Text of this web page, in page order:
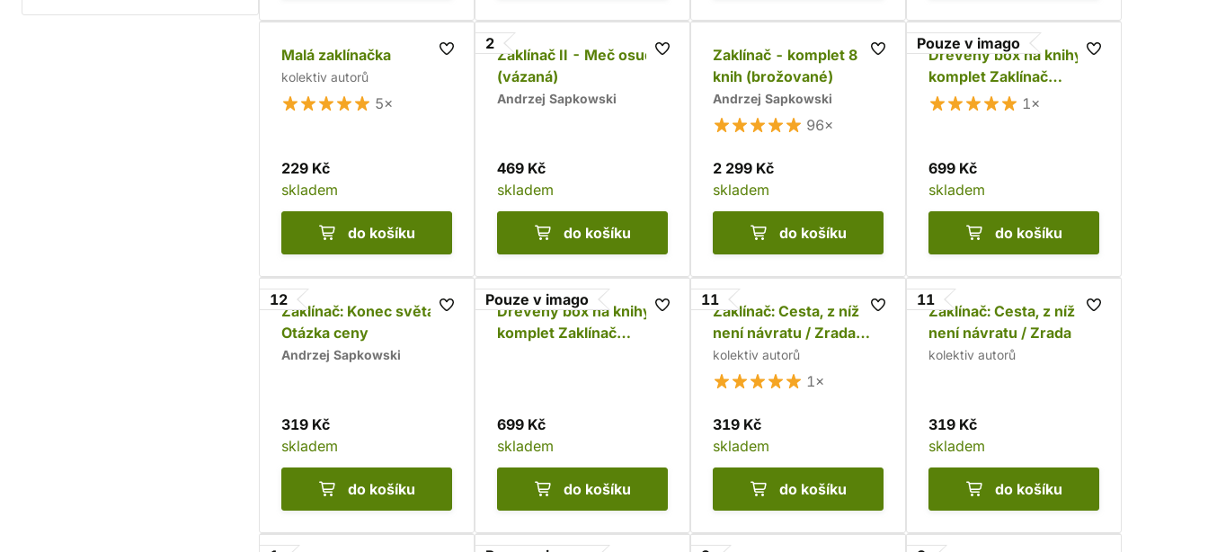
Malá zaklínačka
kolektiv autorů
5×
229 Kč
skladem
do košíku
2
Zaklínač II - Meč osudu
(vázaná)
Andrzej Sapkowski
469 Kč
skladem
do košíku
Zaklínač - komplet 8
knih (brožované)
Andrzej Sapkowski
96×
2 299 Kč
skladem
do košíku
Pouze v imago
Dřevěný box na knihy -
komplet Zaklínač
brožovaný (9 knih) -
1×
699 Kč
skladem
do košíku
12
Zaklínač: Konec světa /
Otázka ceny
Andrzej Sapkowski
319 Kč
skladem
do košíku
Pouze v imago
Dřevěný box na knihy -
komplet Zaklínač
699 Kč
skladem
do košíku
11
Zaklínač: Cesta, z níž
není návratu / Zrada
(limitovaná obálka)
kolektiv autorů
1×
319 Kč
skladem
do košíku
11
Zaklínač: Cesta, z níž
není návratu / Zrada
kolektiv autorů
319 Kč
skladem
do košíku